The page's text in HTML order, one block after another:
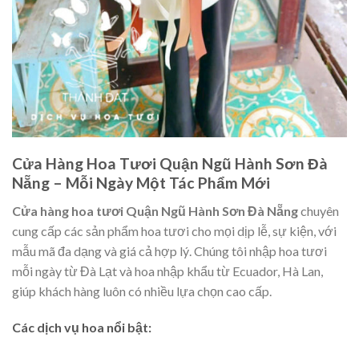
Cửa Hàng Hoa Tươi Quận Ngũ Hành Sơn Đà
Nẵng – Mỗi Ngày Một Tác Phẩm Mới
Cửa hàng hoa tươi Quận Ngũ Hành Sơn Đà Nẵngchuyên
cung cấp các sản phẩm hoa tươi cho mọi dịp lễ, sự kiện, với
mẫu mã đa dạng và giá cả hợp lý. Chúng tôi nhập hoa tươi
mỗi ngày từ Đà Lạt và hoa nhập khẩu từ Ecuador, Hà Lan,
giúp khách hàng luôn có nhiều lựa chọn cao cấp.
Các dịch vụ hoa nổi bật: